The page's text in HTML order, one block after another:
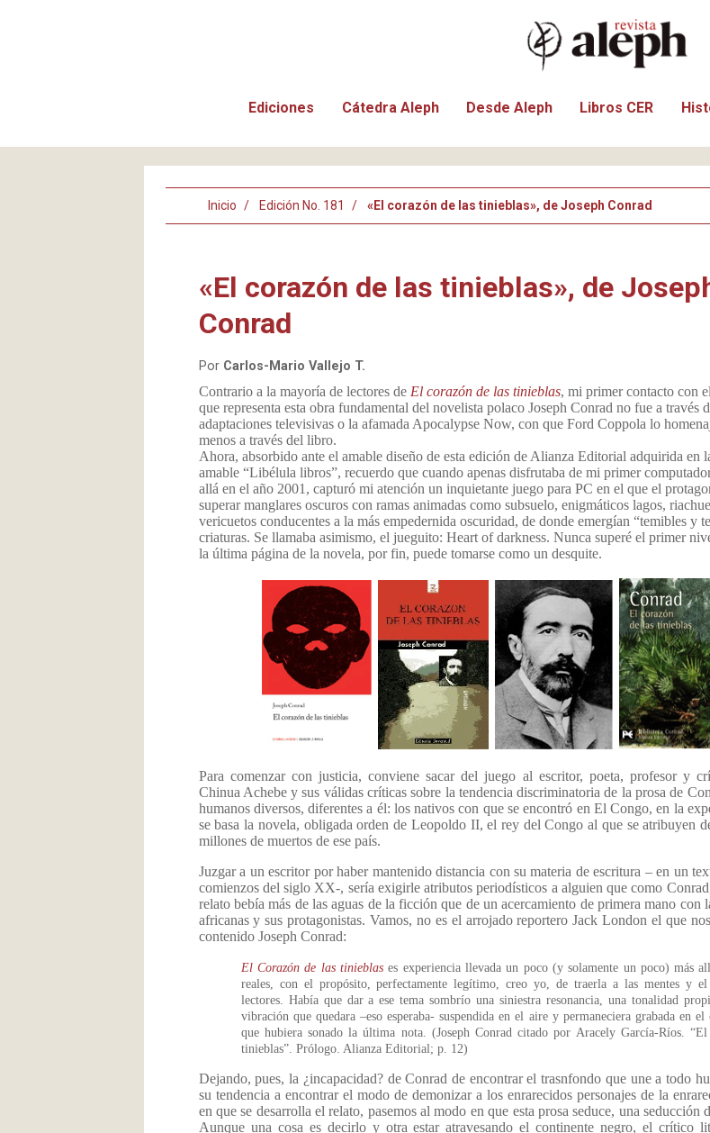
Ediciones Cátedra Aleph Desde Aleph Libros CER
Inicio Edición No. 181 «El corazón de las tinieblas», de Joseph Conrad
«El corazón de las tinieblas», de
Conrad
Por Carlos-Mario Vallejo T.
Contrario a la mayoría de lectores de El corazón de las tinieblas, mi primer contacto con
que representa esta obra fundamental del novelista polaco Joseph Conrad no fue a través
adaptaciones televisivas o la afamada Apocalypse Now, con que Ford Coppola lo
menos a través del libro.
Ahora, absorbido ante el amable diseño de esta edición de Alianza Editorial adquirida en
amable “Libélula libros”, recuerdo que cuando apenas disfrutaba de mi primer
allá en el año 2001, capturó mi atención un inquietante juego para PC en el que el
superar manglares oscuros con ramas animadas como subsuelo, enigmáticos lagos,
vericuetos conducentes a la más empedernida oscuridad, de donde emergían “temibles y
criaturas. Se llamaba asimismo, el jueguito: Heart of darkness. Nunca superé el primer
la última página de la novela, por fin, puede tomarse como un desquite.
Para comenzar con justicia, conviene sacar del juego al escritor, poeta, profesor y
Chinua Achebe y sus válidas críticas sobre la tendencia discriminatoria de la prosa de
humanos diversos, diferentes a él: los nativos con que se encontró en El Congo, en la
se basa la novela, obligada orden de Leopoldo II, el rey del Congo al que se atribuyen
millones de muertos de ese país.
Juzgar a un escritor por haber mantenido distancia con su materia de escritura – en un
comienzos del siglo XX-, sería exigirle atributos periodísticos a alguien que como
relato bebía más de las aguas de la ficción que de un acercamiento de primera mano con
africanas y sus protagonistas. Vamos, no es el arrojado reportero Jack London el que
contenido Joseph Conrad:
El Corazón de las tinieblas es experiencia llevada un poco (y solamente un poco) más
reales, con el propósito, perfectamente legítimo, creo yo, de traerla a las mentes y
lectores. Había que dar a ese tema sombrío una siniestra resonancia, una tonalidad
vibración que quedara –eso esperaba- suspendida en el aire y permaneciera grabada en el
que hubiera sonado la última nota. (Joseph Conrad citado por Aracely García-Ríos.
tinieblas”. Prólogo. Alianza Editorial; p. 12)
Dejando, pues, la ¿incapacidad? de Conrad de encontrar el trasnfondo que une a todo
su tendencia a encontrar el modo de demonizar a los enrarecidos personajes de la
en que se desarrolla el relato, pasemos al modo en que esta prosa seduce, una seducción
Aunque una cosa es decirlo y otra estar atravesando el continente negro, el crítico